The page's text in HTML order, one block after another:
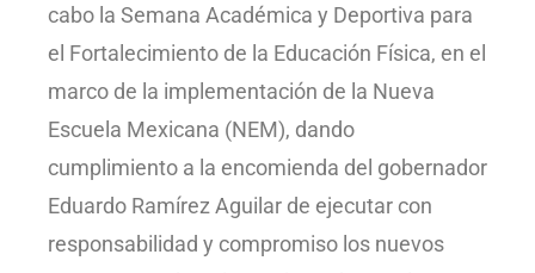
cabo la Semana Académica y Deportiva para
el Fortalecimiento de la Educación Física, en el
marco de la implementación de la Nueva
Escuela Mexicana (NEM), dando
cumplimiento a la encomienda del gobernador
Eduardo Ramírez Aguilar de ejecutar con
responsabilidad y compromiso los nuevos